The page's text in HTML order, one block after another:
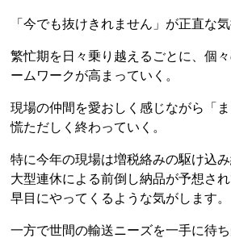
「今でも抜けきれません」が正直な気
繁忙期を日々乗り越えるごとに、個
ームワークが高まっていく。
現場の仲間を愛おしく感じながら「
慌ただしく終わっていく。
特に今年の現場は増税絡みの駆け込
大型連休による前倒し納品が予想さ
早目にやってくるような気がします。
一方で世間の輸送ニーズを一手に待